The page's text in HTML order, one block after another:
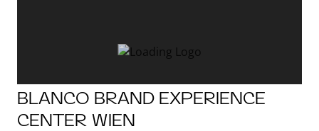
BLANCO BRAND EXPERIENCE
CENTER WIEN